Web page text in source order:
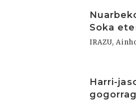
Soka
IRAZU,
Harri-